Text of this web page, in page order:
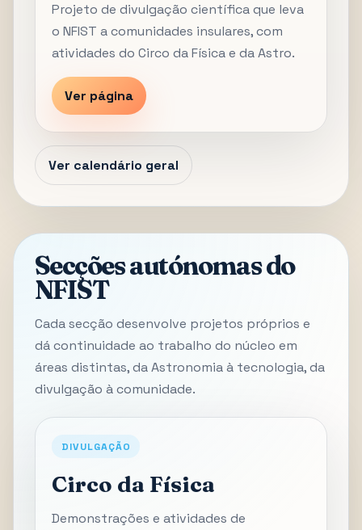
Projeto de divulgação científica que leva
o NFIST a comunidades insulares, com
atividades do Circo da Física e da Astro.
Ver página
Ver calendário geral
Secções autónomas do
NFIST
Cada secção desenvolve projetos próprios e
dá continuidade ao trabalho do núcleo em
áreas distintas, da Astronomia à tecnologia, da
divulgação à comunidade.
DIVULGAÇÃO
Circo da Física
Demonstrações e atividades de